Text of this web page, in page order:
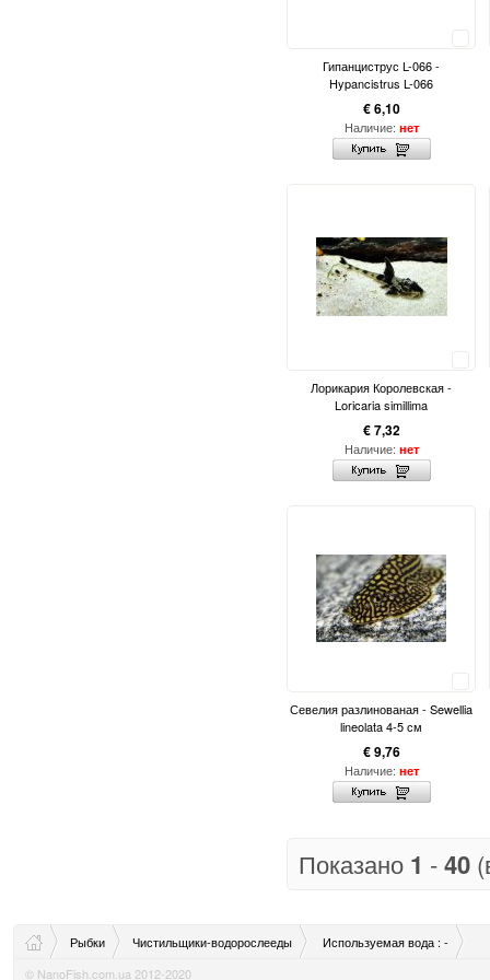
Гипанциструс L-066 -
Hypancistrus L-066
€ 6,10
Наличие: нет
Лорикария Королевская -
Loricaria simillima
€ 7,32
Наличие: нет
Севелия разлинованая - Sewellia
lineolata 4-5 см
€ 9,76
Наличие: нет
Показано 1 -40
Рыбки Чистильщики-водорослееды
Используемая вода : -
© NanoFish.com.ua 2012-2020